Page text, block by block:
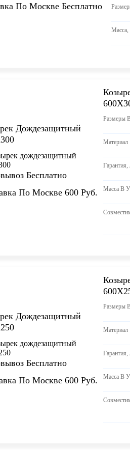
По Москве Бесплатно
Масса,
Дождезащитный
Бесплатно
По Москве 600 Руб.
Размеры
Материал
Гарантия,
Масса В
Дождезащитный
Бесплатно
По Москве 600 Руб.
Размеры
Материал
Гарантия,
Масса В